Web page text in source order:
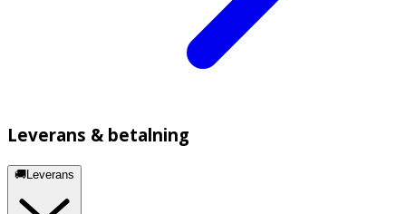
Leverans & betalning
🚚Leverans